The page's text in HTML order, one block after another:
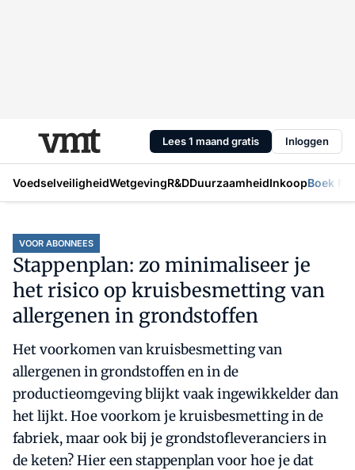
Lees 1 maand gratis Inloggen
VoedselveiligheidWetgevingR&DDuurzaamheidInkoopBoek
VOOR ABONNEES
Stappenplan: zo minimaliseer je
het risico op kruisbesmetting van
allergenen in grondstoffen
Het voorkomen van kruisbesmetting van
allergenen in grondstoffen en in de
productieomgeving blijkt vaak ingewikkelder dan
het lijkt. Hoe voorkom je kruisbesmetting in de
fabriek, maar ook bij je grondstofleveranciers in
de keten? Hier een stappenplan voor hoe je dat